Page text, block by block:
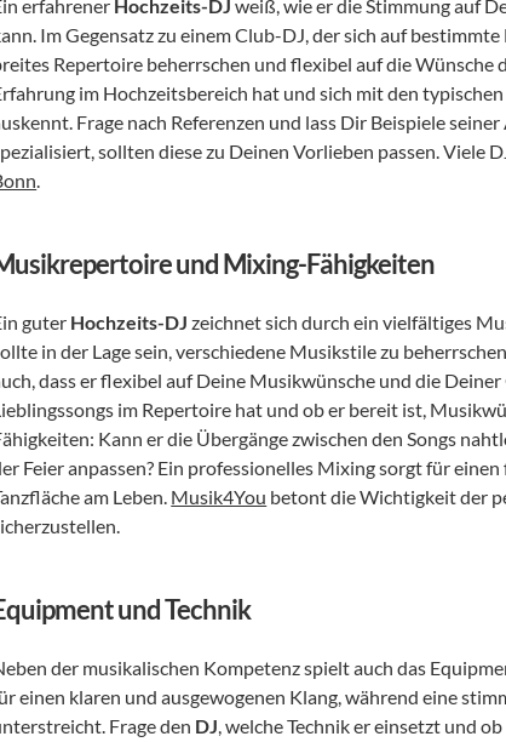
erfahrener Hochzeits-DJ weiß, wie er die Stimmung auf
Im Gegensatz zu einem Club-DJ, der sich auf
Repertoire beherrschen und flexibel auf die Wünsche
im Hochzeitsbereich hat und sich mit den
Frage nach Referenzen und lass Dir Beispiele
sollten diese zu Deinen Vorlieben passen. Viele
.
und Mixing-Fähigkeiten
guter Hochzeits-DJ zeichnet sich durch ein vielfältiges
in der Lage sein, verschiedene Musikstile zu
dass er flexibel auf Deine Musikwünsche und die
im Repertoire hat und ob er bereit ist,
Kann er die Übergänge zwischen den Songs
Feier anpassen? Ein professionelles Mixing sorgt für
am Leben. Musik4You betont die Wichtigkeit der
und Technik
der musikalischen Kompetenz spielt auch das
einen klaren und ausgewogenen Klang, während eine
Frage den DJ, welche Technik er einsetzt und